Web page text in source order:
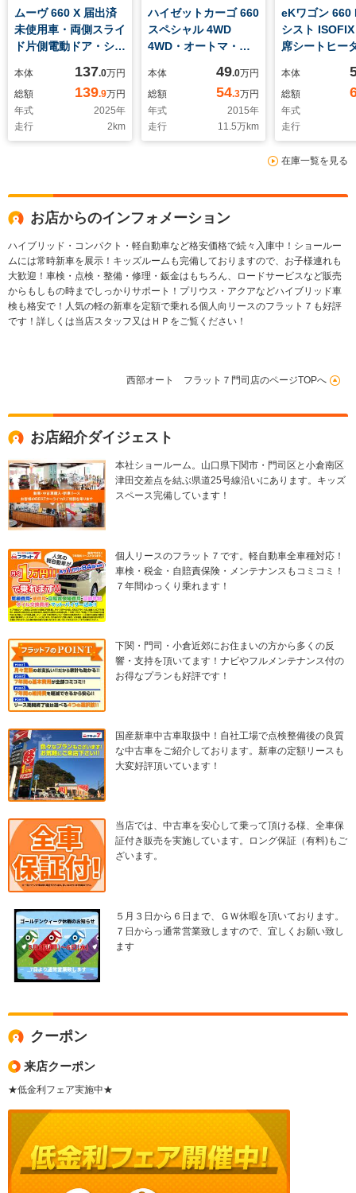
ムーヴ 660 X 届出済
未使用車・両側スライ
ド片側電動ドア・シー
ISOFIX・スマートキ
ー
本体 137.0万円
総額
139.9万円
年式
2025年
走行
2 km
ハイゼットカーゴ 660
スペシャル 4WD
4WD・オートマ・両
コン・パワステ・
AM・FMラジオ・ペ
ンホルダー・コインホ
ルダー・カードホルダ
ー
本体 49.0万円
総額
54.3万円
年式
2015年
走行
11.5万km
eKワゴン 660
シスト
席シートヒー
本体
総額
年式
走行
在庫一覧を見る
お店からのインフォメーション
ハイブリッド・コンパクト・軽自動車など格安価格で続々入庫中！ショールー
ムには常時新車を展示！キッズルームも完備しておりますので、お子様連れも
大歓迎！車検・点検・整備・修理・鈑金はもちろん、ロードサービスなど販売
からもしもの時までしっかりサポート！プリウス・アクアなどハイブリッド車
検も格安で！人気の軽の新車を定額で乗れる個人向リースのフラット７も好評
です！詳しくは当店スタッフ又はＨＰをご覧ください！
西部オート フラット７門司店のページTOPへ
お店紹介ダイジェスト
本社ショールーム。山口県下関市・門司区と小倉南区
津田交差点を結ぶ県道25号線沿いにあります。キッズ
スペース完備しています！
個人リースのフラット７です。軽自動車全車種対応！
車検・税金・自賠責保険・メンテナンスもコミコミ！
７年間ゆっくり乗れます！
下関・門司・小倉近郊にお住まいの方から多くの反
響・支持を頂いてます！ナビやフルメンテナンス付の
お得なプランも好評です！
国産新車中古車取扱中！自社工場で点検整備後の良質
な中古車をご紹介しております。新車の定額リースも
大変好評頂いています！
当店では、中古車を安心して乗って頂ける様、全車保
証付き販売を実施しています。ロング保証（有料)もご
ざいます。
５月３日から６日まで、ＧＷ休暇を頂いております。
７日からっ通常営業致しますので、宜しくお願い致し
ます
クーポン
来店クーポン
★低金利フェア実施中★